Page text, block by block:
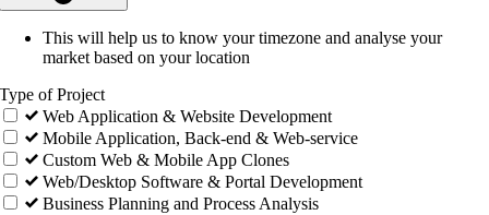
This will help us to know your timezone and analyse your
market based on your location
Type of Project
Web Application & Website Development
Mobile Application, Back-end & Web-service
Custom Web & Mobile App Clones
Web/Desktop Software & Portal Development
Business Planning and Process Analysis